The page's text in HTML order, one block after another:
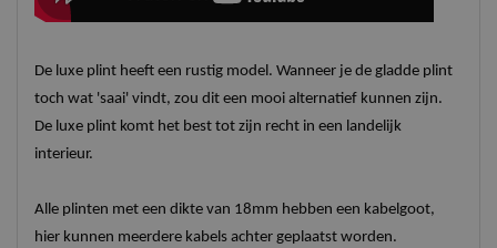
De luxe plint heeft een rustig model. Wanneer je de gladde plint
toch wat 'saai' vindt, zou dit een mooi alternatief kunnen zijn.
De luxe plint komt het best tot zijn recht in een landelijk
interieur.
Alle plinten met een dikte van 18mm hebben een kabelgoot,
hier kunnen meerdere kabels achter geplaatst worden.